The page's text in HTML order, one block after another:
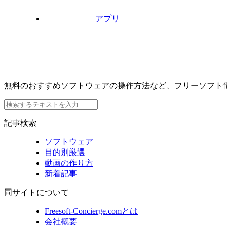
アプリ
無料のおすすめソフトウェアの操作方法など、フリーソフト
記事検索
ソフトウェア
目的別厳選
動画の作り方
新着記事
同サイトについて
Freesoft-Concierge.comとは
会社概要